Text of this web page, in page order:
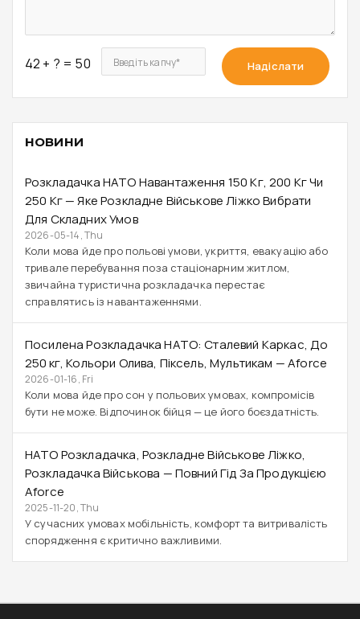
42 + ? = 50 Введіть капчу* Надіслати
НОВИНИ
Розкладачка НАТО Навантаження 150 Кг, 200 Кг Чи
250 Кг — Яке Розкладне Військове Ліжко Вибрати
Для Складних Умов
2026-05-14, Thu
Коли мова йде про польові умови, укриття, евакуацію або
тривале перебування поза стаціонарним житлом,
звичайна туристична розкладачка перестає
справлятись із навантаженнями.
Посилена Розкладачка НАТО: Сталевий Каркас, До
250 Кг, Кольори Олива, Піксель, Мультикам — Aforce
2026-01-16, Fri
Коли мова йде про сон у польових умовах, компромісів
бути не може. Відпочинок бійця — це його боєздатність.
НАТО Розкладачка, Розкладне Військове Ліжко,
Розкладачка Військова — Повний Гід За Продукцією
Aforce
2025-11-20, Thu
У сучасних умовах мобільність, комфорт та витривалість
спорядження є критично важливими.